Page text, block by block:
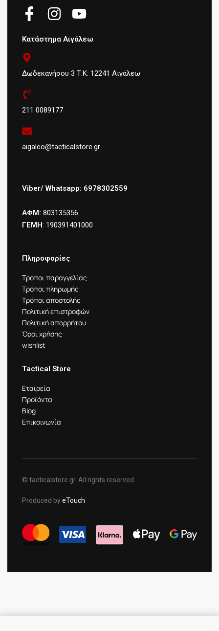
Κατάστημα Αιγάλεω
Δωδεκανήσου 3 Τ.Κ: 12241 Αιγάλεω
211 0089177
aigaleo@tacticalstore.gr
Viber/ Whatsapp: 6978302559
ΑΦΜ: 803135356
ΓΕΜΗ: 190391401000
Πληροφορίες
Τρόποι παραγγελίας
Τρόποι πληρωμής
Τρόποι αποστολής
Πολιτική επιστροφών
Πολιτική απορρήτου
Όροι χρήσης
wishlist
Tactical Store
Εταιρεία
Προϊόντα
Blog
Επικοινωνία
© tacticalstore.gr. All rights reserved.
Produced byeTouch